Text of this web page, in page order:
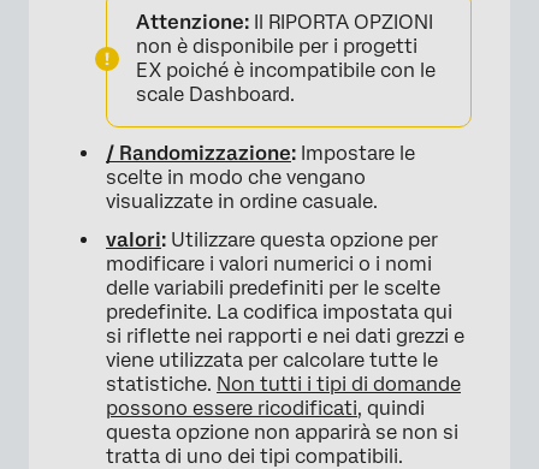
Attenzione: Il RIPORTA OPZIONI
non è disponibile per i progetti
EX poiché è incompatibile con le
scale Dashboard.
/ Randomizzazione: Impostare le
scelte in modo che vengano
visualizzate in ordine casuale.
valori: Utilizzare questa opzione per
modificare i valori numerici o i nomi
delle variabili predefiniti per le scelte
predefinite. La codifica impostata qui
si riflette nei rapporti e nei dati grezzi e
viene utilizzata per calcolare tutte le
statistiche. Non tutti i tipi di domande
possono essere ricodificati, quindi
questa opzione non apparirà se non si
tratta di uno dei tipi compatibili.